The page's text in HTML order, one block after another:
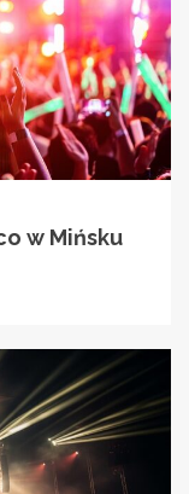
w Mińsku